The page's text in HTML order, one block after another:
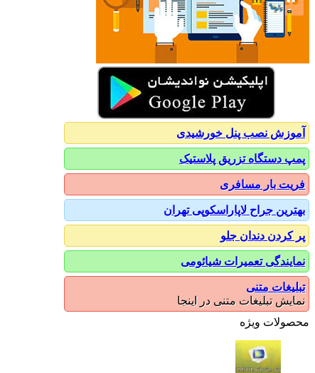
آموزش نصب پنل خورشیدی
پمپ دستگاه تزریق پلاستیک
فریت بار مسافری
بهترین جراح لاپاراسکوپی تهران
پر کردن دندان جلو
نمایندگی تعمیرات شیائومی
تبلیغات متنی
نمایش تبلیغات متنی در اینجا
محصولات ویژه